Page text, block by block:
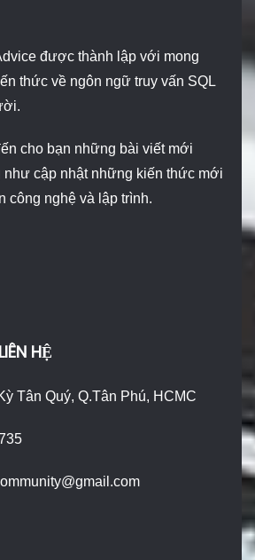
được thành lập với mong
thức về ngôn ngữ truy vấn SQL
cho bạn những bài viết mới
như cập nhật những kiến thức mới
công nghệ và lập trình.
HỆ
Tân Quý, Q.Tân Phú, HCMC